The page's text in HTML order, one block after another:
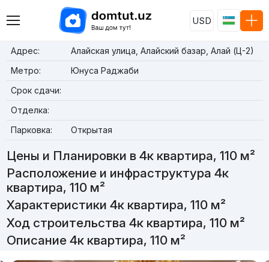
USD
Адрес:
Алайская улица, Алайский базар, Алай (Ц-2)
Метро:
Юнуса Раджаби
Срок сдачи:
Отделка:
Парковка:
Открытая
Цены и Планировки в 4к квартира, 110 м²
Расположение и инфраструктура 4к
квартира, 110 м²
Характеристики 4к квартира, 110 м²
Ход строительства 4к квартира, 110 м²
Описание 4к квартира, 110 м²